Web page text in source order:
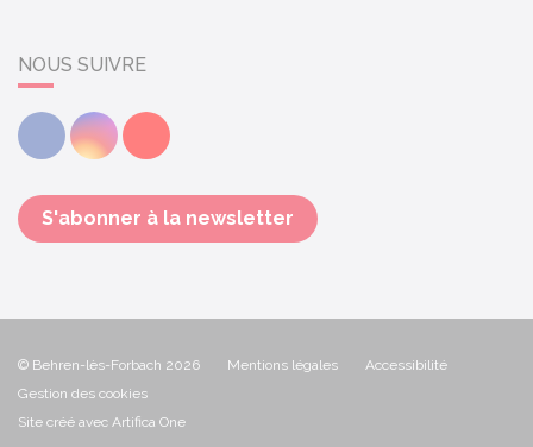
NOUS SUIVRE
FacebookInstagramYoutube
S'abonner à la newsletter
© Behren-lès-Forbach 2026 Mentions légales
Accessibilité
Gestion des cookies
Site créé avec Artifica One